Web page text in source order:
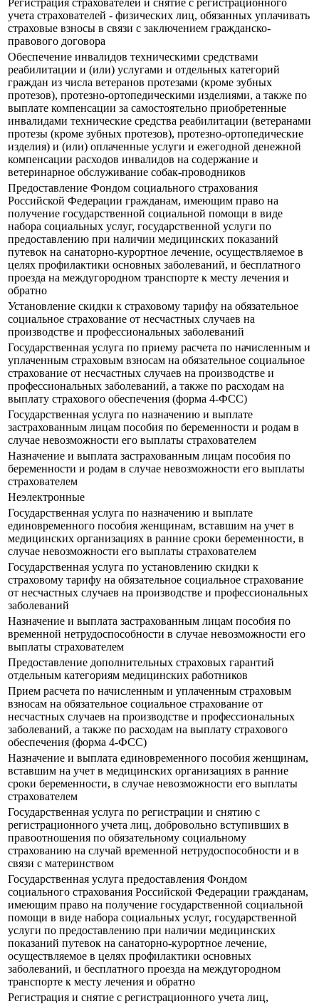
Регистрация страхователей и снятие с регистрационного
учета страхователей - физических лиц, обязанных уплачивать
страховые взносы в связи с заключением гражданско-
правового договора
Обеспечение инвалидов техническими средствами
реабилитации и (или) услугами и отдельных категорий
граждан из числа ветеранов протезами (кроме зубных
протезов), протезно-ортопедическими изделиями, а также по
выплате компенсации за самостоятельно приобретенные
инвалидами технические средства реабилитации (ветеранами
протезы (кроме зубных протезов), протезно-ортопедические
изделия) и (или) оплаченные услуги и ежегодной денежной
компенсации расходов инвалидов на содержание и
ветеринарное обслуживание собак-проводников
Предоставление Фондом социального страхования
Российской Федерации гражданам, имеющим право на
получение государственной социальной помощи в виде
набора социальных услуг, государственной услуги по
предоставлению при наличии медицинских показаний
путевок на санаторно-курортное лечение, осуществляемое в
целях профилактики основных заболеваний, и бесплатного
проезда на междугородном транспорте к месту лечения и
обратно
Установление скидки к страховому тарифу на обязательное
социальное страхование от несчастных случаев на
производстве и профессиональных заболеваний
Государственная услуга по приему расчета по начисленным и
уплаченным страховым взносам на обязательное социальное
страхование от несчастных случаев на производстве и
профессиональных заболеваний, а также по расходам на
выплату страхового обеспечения (форма 4-ФСС)
Государственная услуга по назначению и выплате
застрахованным лицам пособия по беременности и родам в
случае невозможности его выплаты страхователем
Назначение и выплата застрахованным лицам пособия по
беременности и родам в случае невозможности его выплаты
страхователем
Неэлектронные
Государственная услуга по назначению и выплате
единовременного пособия женщинам, вставшим на учет в
медицинских организациях в ранние сроки беременности, в
случае невозможности его выплаты страхователем
Государственная услуга по установлению скидки к
страховому тарифу на обязательное социальное страхование
от несчастных случаев на производстве и профессиональных
заболеваний
Назначение и выплата застрахованным лицам пособия по
временной нетрудоспособности в случае невозможности его
выплаты страхователем
Предоставление дополнительных страховых гарантий
отдельным категориям медицинских работников
Прием расчета по начисленным и уплаченным страховым
взносам на обязательное социальное страхование от
несчастных случаев на производстве и профессиональных
заболеваний, а также по расходам на выплату страхового
обеспечения (форма 4-ФСС)
Назначение и выплата единовременного пособия женщинам,
вставшим на учет в медицинских организациях в ранние
сроки беременности, в случае невозможности его выплаты
страхователем
Государственная услуга по регистрации и снятию с
регистрационного учета лиц, добровольно вступивших в
правоотношения по обязательному социальному
страхованию на случай временной нетрудоспособности и в
связи с материнством
Государственная услуга предоставления Фондом
социального страхования Российской Федерации гражданам,
имеющим право на получение государственной социальной
помощи в виде набора социальных услуг, государственной
услуги по предоставлению при наличии медицинских
показаний путевок на санаторно-курортное лечение,
осуществляемое в целях профилактики основных
заболеваний, и бесплатного проезда на междугородном
транспорте к месту лечения и обратно
Регистрация и снятие с регистрационного учета лиц,